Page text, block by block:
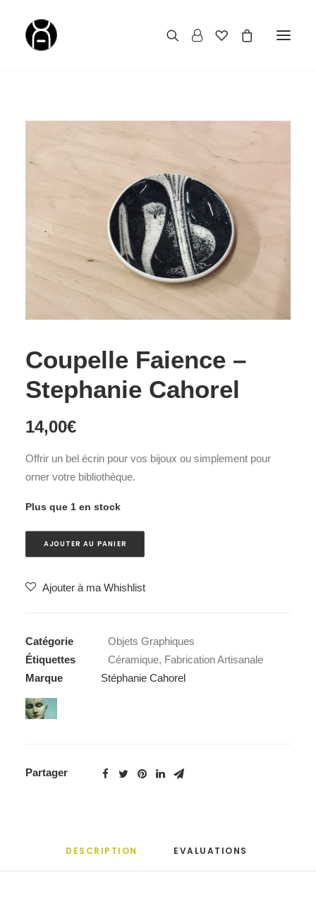
Coupelle Faience –
Stephanie Cahorel
14,00€
Offrir un bel écrin pour vos bijoux ou simplement pour
orner votre bibliothèque.
Plus que 1 en stock
AJOUTER AU PANIER
Ajouter à ma Whishlist
Catégorie
Objets Graphiques
Étiquettes
Céramique, Fabrication Artisanale
Marque
Stéphanie Cahorel
Partager
DESCRIPTION EVALUATIONS